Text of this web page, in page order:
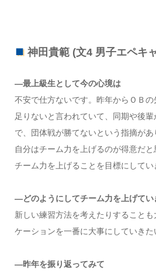
神田貴範 (文4 男子エペキ
—最上級生として今の心境は
不安で仕方ないです。昨年からＯＢ
足りないと言われていて、同期や後
で、団体戦が勝てないという指摘が
自分はチーム力を上げるのが得意だ
チーム力を上げることを目標にしてい
—どのようにしてチーム力を上げてい
新しい練習方法を考えたりすること
ケーションを一番に大事にしていきた
—昨年を振り返ってみて